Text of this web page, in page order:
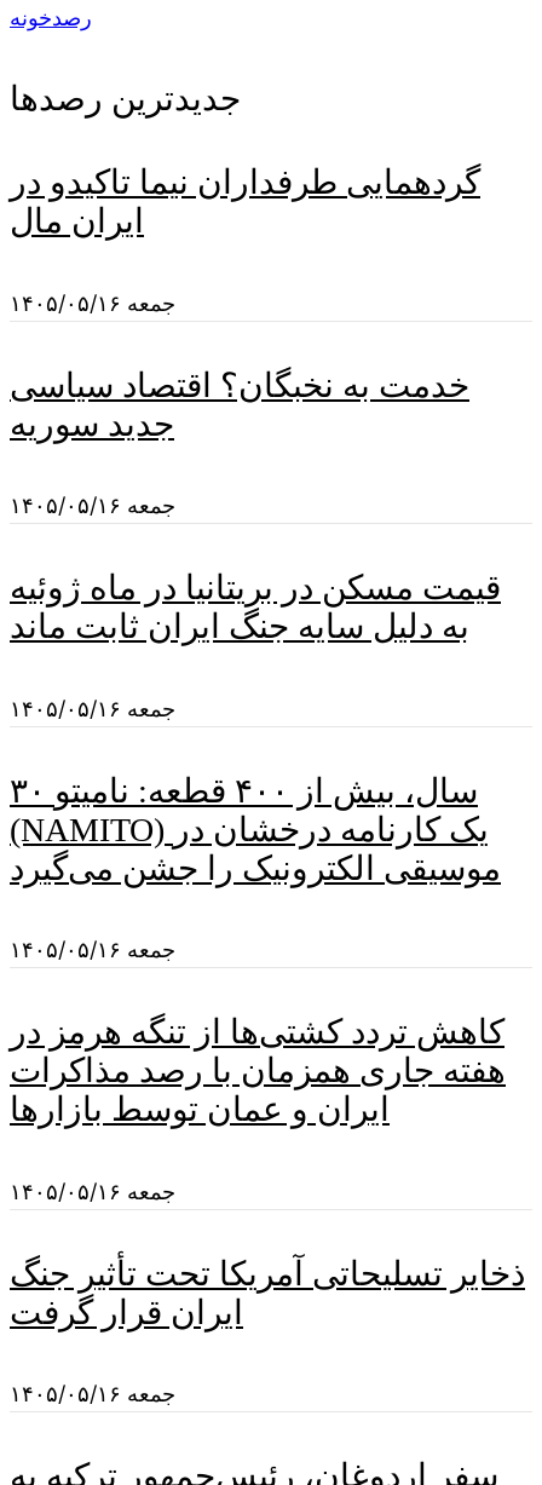
رصدخونه
جدیدترین رصدها
گردهمایی طرفداران نیما تاکیدو در
ایران مال
جمعه ۱۴۰۵/۰۵/۱۶
خدمت به نخبگان؟ اقتصاد سیاسی
جدید سوریه
جمعه ۱۴۰۵/۰۵/۱۶
قیمت مسکن در بریتانیا در ماه ژوئیه
به دلیل سایه جنگ ایران ثابت ماند
جمعه ۱۴۰۵/۰۵/۱۶
۳۰ سال، بیش از ۴۰۰ قطعه: نامیتو
(NAMITO) یک کارنامه درخشان در
موسیقی الکترونیک را جشن می‌گیرد
جمعه ۱۴۰۵/۰۵/۱۶
کاهش تردد کشتی‌ها از تنگه هرمز در
هفته جاری همزمان با رصد مذاکرات
ایران و عمان توسط بازارها
جمعه ۱۴۰۵/۰۵/۱۶
ذخایر تسلیحاتی آمریکا تحت تأثیر جنگ
ایران قرار گرفت
جمعه ۱۴۰۵/۰۵/۱۶
سفر اردوغان، رئیس‌جمهور ترکیه به